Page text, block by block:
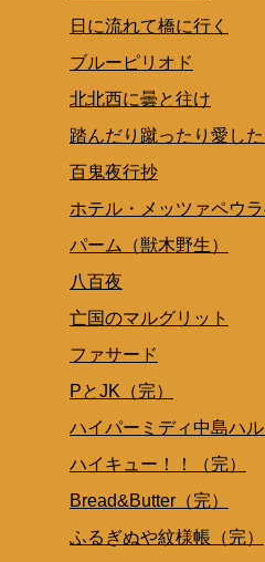
日に流れて橋に行く
ブルーピリオド
北北西に曇と往け
踏んだり蹴ったり愛した
百鬼夜行抄
ホテル・メッツァペウ
パーム（獣木野生）
八百夜
亡国のマルグリット
ファサード
PとJK（完）
ハイパーミディ中島ハル
ハイキュー！！（完）
Bread&Butter（完）
ふるぎぬや紋様帳（完）